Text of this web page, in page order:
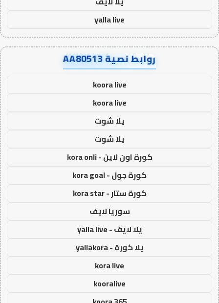
yalla live
روابط نصية AA80513
koora live
koora live
يلا شوت
يلا شوت
كورة اون لاين - kora onli
كورة جول - kora goal
كورة ستار - kora star
سوريا لايف
يلا لايف - yalla live
يلا كورة - yallakora
kora live
kooralive